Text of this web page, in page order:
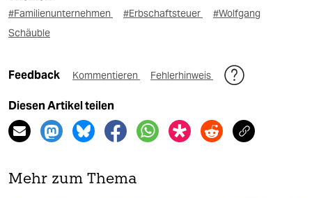
#Familienunternehmen #Erbschaftsteuer
#Wolfgang
Schäuble
Feedback Kommentieren Fehlerhinweis
Diesen Artikel teilen
Mehr zum Thema